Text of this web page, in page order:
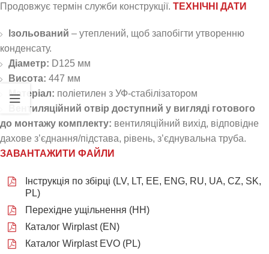
Продовжує термін служби конструкції. ТЕХНІЧНІ ДАТИ
Ізольований – утеплений, щоб запобігти утворенню
конденсату.
Діаметр: D125 мм
Висота: 447 мм
Матеріал: поліетилен з УФ-стабілізатором
Вентиляційний отвір доступний у вигляді готового
до монтажу комплекту: вентиляційний вихід, відповідне
дахове з’єднання/підстава, рівень, з’єднувальна труба.
ЗАВАНТАЖИТИ ФАЙЛИ
Інструкція по збірці (LV, LT, EE, ENG, RU, UA, CZ, SK,
PL)
Перехідне ущільнення (НН)
Каталог Wirplast (EN)
Каталог Wirplast EVO (PL)